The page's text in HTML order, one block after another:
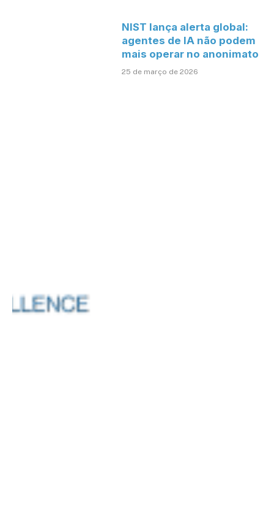
NIST lança alerta global:
agentes de IA não podem
mais operar no anonimato
25 de março de 2026